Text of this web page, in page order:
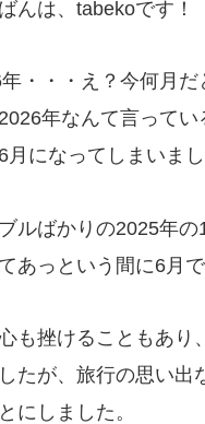
んは、tabekoです！
・・・え？今何月だ
年なんて言ってい
月になってしまいま
ルばかりの2025年
あっという間に6月で
も挫けることもあり
たが、旅行の思い
にしました。